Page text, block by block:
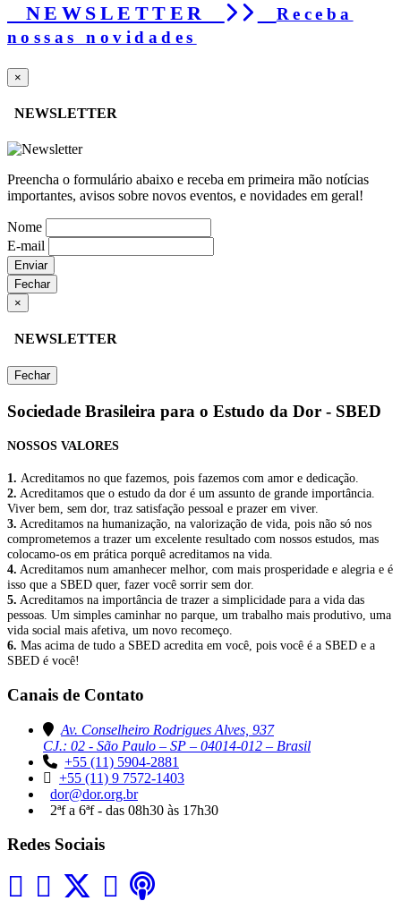
NEWSLETTER
Receba
nossas novidades
×
NEWSLETTER
Preencha o formulário abaixo e receba em primeira mão notícias
importantes, avisos sobre novos eventos, e novidades em geral!
Nome
E-mail
Enviar
Fechar
×
NEWSLETTER
Fechar
Sociedade Brasileira para o Estudo da Dor - SBED
NOSSOS VALORES
1. Acreditamos no que fazemos, pois fazemos com amor e dedicação.
2. Acreditamos que o estudo da dor é um assunto de grande importância.
Viver bem, sem dor, traz satisfação pessoal e prazer em viver.
3. Acreditamos na humanização, na valorização de vida, pois não só nos
comprometemos a trazer um excelente resultado com nossos estudos, mas
colocamo-os em prática porquê acreditamos na vida.
4. Acreditamos num amanhecer melhor, com mais prosperidade e alegria e é
isso que a SBED quer, fazer você sorrir sem dor.
5. Acreditamos na importância de trazer a simplicidade para a vida das
pessoas. Um simples caminhar no parque, um trabalho mais produtivo, uma
vida social mais afetiva, um novo recomeço.
6. Mas acima de tudo a SBED acredita em você, pois você é a SBED e a
SBED é você!
Canais de Contato
Av. Conselheiro Rodrigues Alves, 937
CJ.: 02 - São Paulo – SP – 04014-012 – Brasil
+55 (11) 5904-2881
+55 (11) 9 7572-1403
dor@dor.org.br
2ªf a 6ªf - das 08h30 às 17h30
Redes Sociais